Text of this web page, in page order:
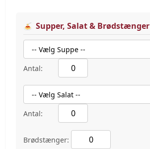
Supper, Salat & Brødstænger
Antal:
Antal:
Brødstænger: